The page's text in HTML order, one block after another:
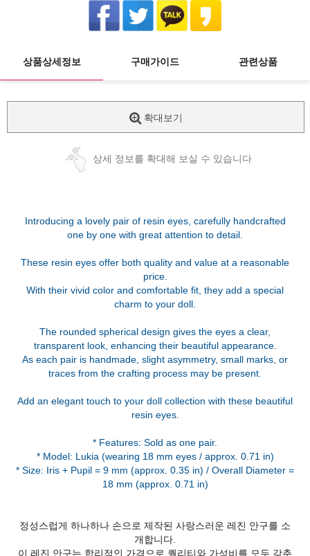
상품상세정보 구매가이드 관련상품
확대보기
상세 정보를 확대해 보실 수 있습니다
Introducing a lovely pair of resin eyes, carefully handcrafted
one by one with great attention to detail.
These resin eyes offer both quality and value at a reasonable
price.
With their vivid color and comfortable fit, they add a special
charm to your doll.
The rounded spherical design gives the eyes a clear,
transparent look, enhancing their beautiful appearance.
As each pair is handmade, slight asymmetry, small marks, or
traces from the crafting process may be present.
Add an elegant touch to your doll collection with these beautiful
resin eyes.
* Features: Sold as one pair.
* Model: Lukia (wearing 18 mm eyes / approx. 0.71 in)
* Size: Iris + Pupil = 9 mm (approx. 0.35 in) / Overall Diameter =
정성스럽게 하나하나 손으로 제작된 사랑스러운 레진 안구를 소
개합니다.
이 레진 안구는 합리적인 가격으로 퀄리티와 가성비를 모두 갖춘